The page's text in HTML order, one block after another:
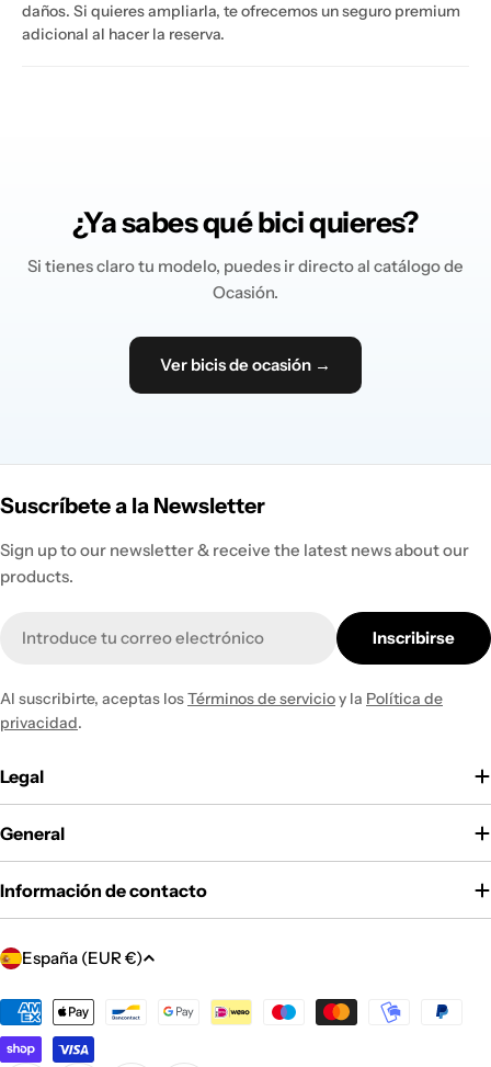
daños. Si quieres ampliarla, te ofrecemos un seguro premium
adicional al hacer la reserva.
¿Ya sabes qué bici quieres?
Si tienes claro tu modelo, puedes ir directo al catálogo de
Ocasión.
Ver bicis de ocasión →
Suscríbete a la Newsletter
Sign up to our newsletter & receive the latest news about our
products.
electrónico
Inscribirse
Al suscribirte, aceptas losTérminos de servicioy la Política de
privacidad.
Legal
General
Información de contacto
P
í
s
España (EUR €)
Métodos
de